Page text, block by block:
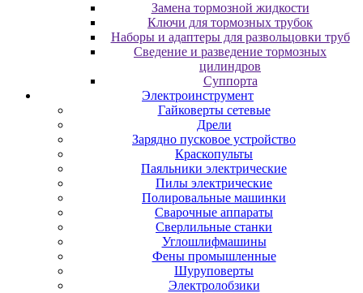
Замена тормозной жидкости
Ключи для тормозных трубок
Наборы и адаптеры для развольцовки труб
Сведение и разведение тормозных
цилиндров
Суппорта
Электроинструмент
Гайковерты сетевые
Дрели
Зарядно пусковое устройство
Краскопульты
Паяльники электрические
Пилы электрические
Полировальные машинки
Сварочные аппараты
Сверлильные станки
Углошлифмашины
Фены промышленные
Шуруповерты
Электролобзики